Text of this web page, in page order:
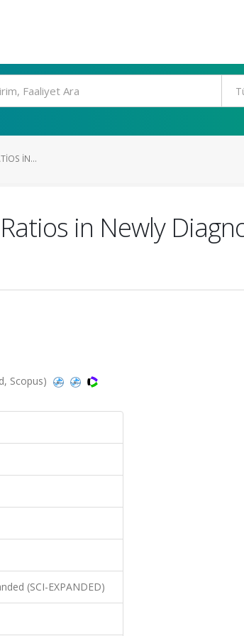
IN...
in Newly
Scopus)
(SCI-EXPANDED)